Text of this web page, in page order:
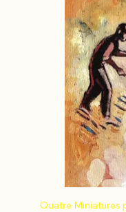
Quatre Miniatures